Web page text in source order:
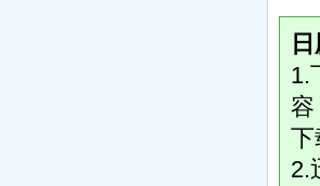
1.
容
下
2.